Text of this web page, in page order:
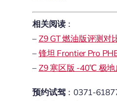
相关阅读：
–Z9 GT 燃油版评测对
–锋坦 Frontier Pro
–Z9 寒区版 -40℃ 极地
预约试驾：0371-